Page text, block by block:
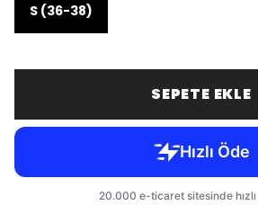
S (36-38)
SEPETE EKLE